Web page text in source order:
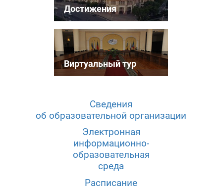
Достижения
Виртуальный тур
Сведения
об образовательной организации
Электронная
информационно-
образовательная
среда
Расписание